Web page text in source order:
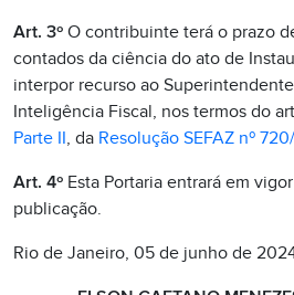
Art. 3º O contribuinte terá o prazo
contados da ciência do ato de
interpor recurso ao
Inteligência Fiscal, nos termos do
Parte II, da Resolução SEFAZ nº
Art. 4º Esta Portaria entrará em
publicação.
Rio de Janeiro, 05 de junho de